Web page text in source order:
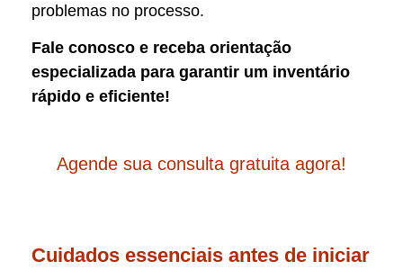
problemas no processo.
Fale conosco e receba orientação
especializada para garantir um inventário
rápido e eficiente!
Agende sua consulta gratuita agora!
Cuidados essenciais antes de iniciar